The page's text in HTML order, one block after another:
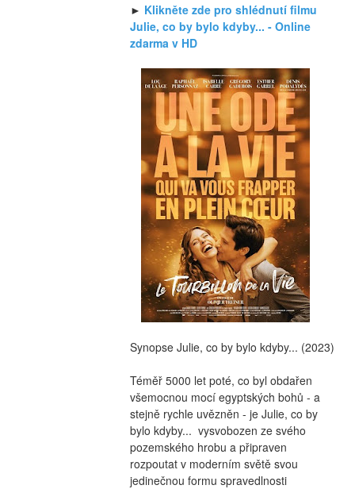
► Klikněte zde pro shlédnutí filmu
Julie, co by bylo kdyby... - Online
zdarma v HD
Synopse Julie, co by bylo kdyby... (2023)
Téměř 5000 let poté, co byl obdařen
všemocnou mocí egyptských bohů - a
stejně rychle uvězněn - je Julie, co by
bylo kdyby...  vysvobozen ze svého
pozemského hrobu a připraven
rozpoutat v moderním světě svou
jedinečnou formu spravedlnosti